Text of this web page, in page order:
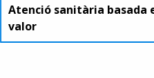
Atenció sanitària basada
valor